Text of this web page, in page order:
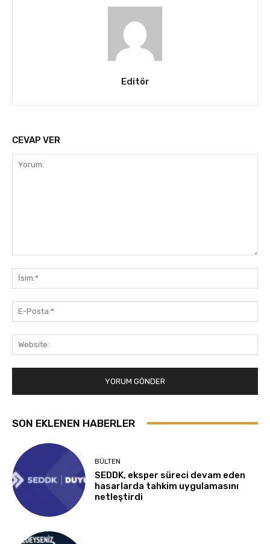
Editör
CEVAP VER
SON EKLENEN HABERLER
BÜLTEN
SEDDK, eksper süreci devam eden
hasarlarda tahkim uygulamasını
netleştirdi